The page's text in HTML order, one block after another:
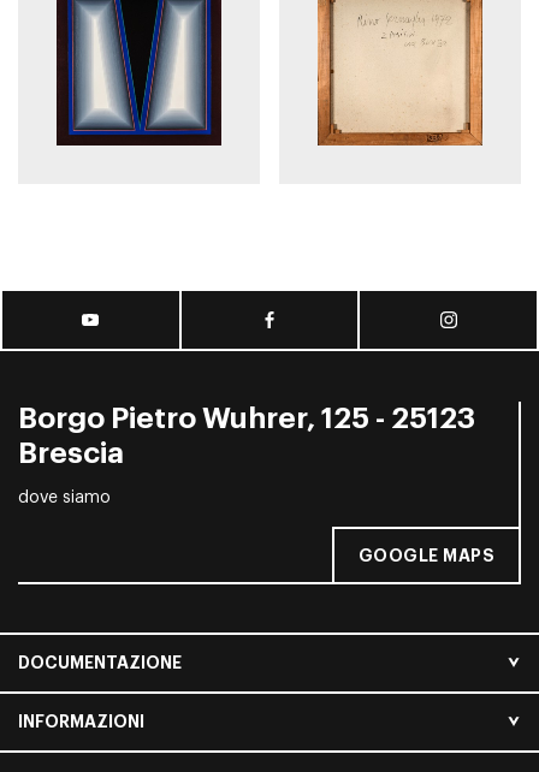
Borgo Pietro Wuhrer, 125 - 25123
Brescia
dove siamo
GOOGLE MAPS
DOCUMENTAZIONE
INFORMAZIONI